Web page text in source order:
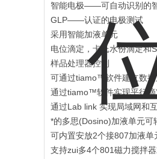
智能电极——可自动识别的
GLP——认证的电极测试
采用智能加液单元
电位滴定，卡氏水份滴定和
样品处理器控制
可通过tiamo™软件建立数据
通过tiamo™软件实现平行
通过Lab link 实现局域网和
*的多思(Dosino)加液单元
可内置安放2个接807加液
支持zui多4个801磁力搅拌